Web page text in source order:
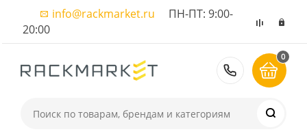
info@rackmarket.ru ПН-ПТ: 9:00-
20:00
8 (495)
0